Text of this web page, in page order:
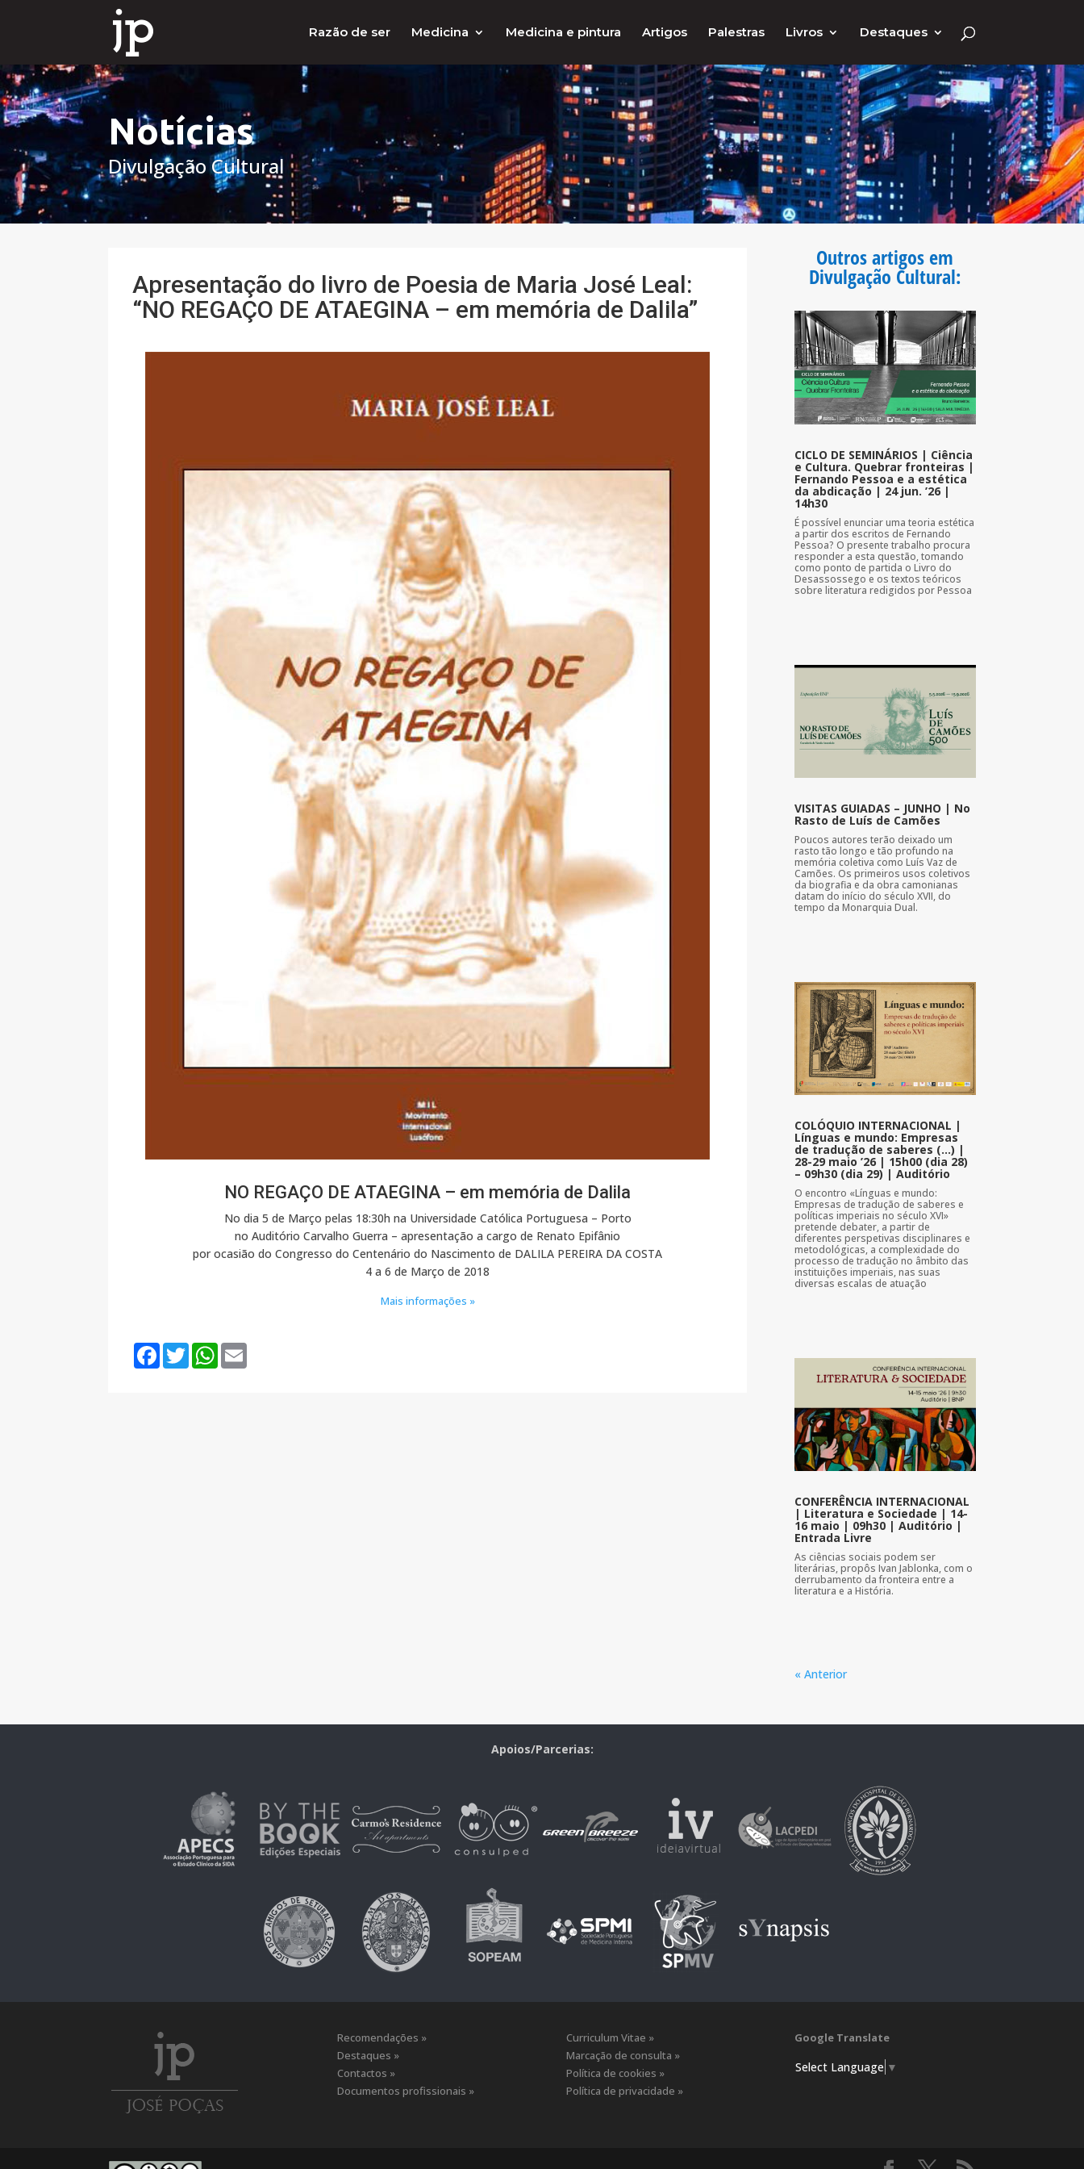
Razão de ser Medicina Medicina e pintura Artigos Palestras Livros Destaques
Notícias
Divulgação Cultural
Apresentação do livro de Poesia de Maria José Leal:
“NO REGAÇO DE ATAEGINA – em memória de Dalila”
NO REGAÇO DE ATAEGINA – em memória de Dalila
No dia 5 de Março pelas 18:30h na Universidade Católica Portuguesa – Porto
no Auditório Carvalho Guerra – apresentação a cargo de Renato Epifânio
por ocasião do Congresso do Centenário do Nascimento de DALILA PEREIRA DA COSTA
4 a 6 de Março de 2018
Mais informações »
F
a
T
w
W
Outros artigos em
Divulgação Cultural:
CICLO DE SEMINÁRIOS | Ciência
e Cultura. Quebrar fronteiras |
Fernando Pessoa e a estética
da abdicação | 24 jun. ’26 |
14h30
É possível enunciar uma teoria estética
a partir dos escritos de Fernando
Pessoa? O presente trabalho procura
responder a esta questão, tomando
como ponto de partida o Livro do
Desassossego e os textos teóricos
sobre literatura redigidos por Pessoa
VISITAS GUIADAS – JUNHO | No
Rasto de Luís de Camões
Poucos autores terão deixado um
rasto tão longo e tão profundo na
memória coletiva como Luís Vaz de
Camões. Os primeiros usos coletivos
da biografia e da obra camonianas
datam do início do século XVII, do
tempo da Monarquia Dual.
COLÓQUIO INTERNACIONAL |
Línguas e mundo: Empresas
de tradução de saberes (…) |
28-29 maio ’26 | 15h00 (dia 28)
– 09h30 (dia 29) | Auditório
O encontro «Línguas e mundo:
Empresas de tradução de saberes e
políticas imperiais no século XVI»
pretende debater, a partir de
diferentes perspetivas disciplinares e
metodológicas, a complexidade do
processo de tradução no âmbito das
instituições imperiais, nas suas
diversas escalas de atuação
CONFERÊNCIA INTERNACIONAL
| Literatura e Sociedade | 14-
16 maio | 09h30 | Auditório |
Entrada Livre
As ciências sociais podem ser
literárias, propôs Ivan Jablonka, com o
derrubamento da fronteira entre a
literatura e a História.
« Anterior
Apoios/Parcerias:
Recomendações »
Destaques »
Contactos »
Documentos profissionais »
Curriculum Vitae »
Marcação de consulta »
Política de cookies »
Política de privacidade »
Google Translate
Select Language ▼